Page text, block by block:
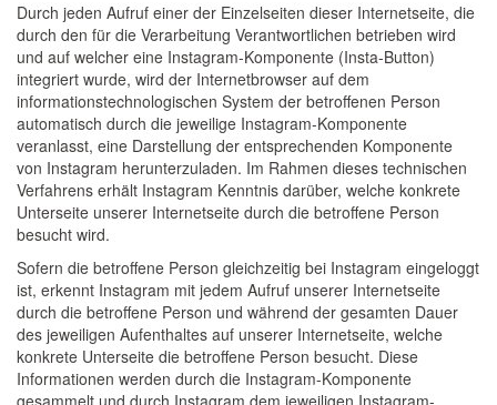
Durch jeden Aufruf einer der Einzelseiten dieser Internetseite, die
durch den für die Verarbeitung Verantwortlichen betrieben wird
und auf welcher eine Instagram-Komponente (Insta-Button)
integriert wurde, wird der Internetbrowser auf dem
informationstechnologischen System der betroffenen Person
automatisch durch die jeweilige Instagram-Komponente
veranlasst, eine Darstellung der entsprechenden Komponente
von Instagram herunterzuladen. Im Rahmen dieses technischen
Verfahrens erhält Instagram Kenntnis darüber, welche konkrete
Unterseite unserer Internetseite durch die betroffene Person
besucht wird.
Sofern die betroffene Person gleichzeitig bei Instagram eingeloggt
ist, erkennt Instagram mit jedem Aufruf unserer Internetseite
durch die betroffene Person und während der gesamten Dauer
des jeweiligen Aufenthaltes auf unserer Internetseite, welche
konkrete Unterseite die betroffene Person besucht. Diese
Informationen werden durch die Instagram-Komponente
gesammelt und durch Instagram dem jeweiligen Instagram-